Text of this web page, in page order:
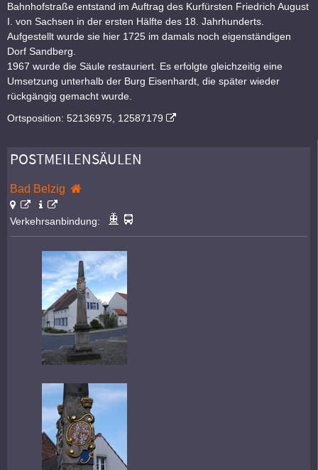
Bahnhofstraße entstand im Auftrag des Kurfürsten Friedrich August
I. von Sachsen in der ersten Hälfte des 18. Jahrhunderts.
Aufgestellt wurde sie hier 1725 im damals noch eigenständigen
Dorf Sandberg.
1967 wurde die Säule restauriert. Es erfolgte gleichzeitig eine
Umsetzung unterhalb der Burg Eisenhardt, die später wieder
rückgängig gemacht wurde.
Ortsposition: 52136975, 12587179
POSTMEILENSÄULEN
Bad Belzig
Verkehrsanbindung: